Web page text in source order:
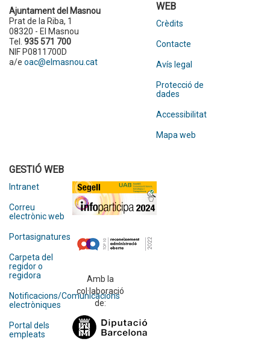
Ajuntament del Masnou
Prat de la Riba, 1
08320 - El Masnou
Tel. 935 571 700
NIF P0811700D
a/e oac@elmasnou.cat
WEB
Crèdits
Contacte
Avís legal
Protecció de
dades
Accessibilitat
Mapa web
GESTIÓ WEB
Intranet
Correu
electrònic web
Portasignatures
Carpeta del
regidor o
regidora
Notificacions/Comunicacions
electròniques
Portal dels
empleats
Amb la
col·laboració
de: